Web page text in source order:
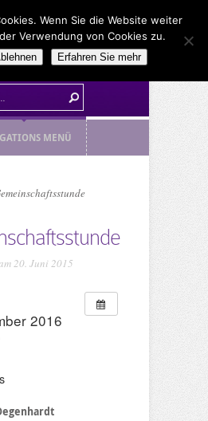
MENÜ
20. Juni 2015
2016
Wenn Sie die Website weiter
Verwendung von Cookies zu.
Erfahren Sie mehr